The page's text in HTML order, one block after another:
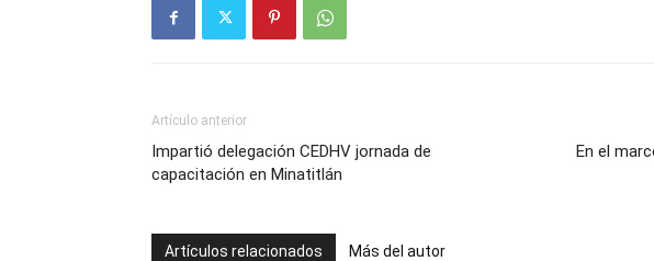
Artículo anterior
Impartió delegación CEDHV jornada de
capacitación en Minatitlán
En el
Artículos relacionados Más del autor